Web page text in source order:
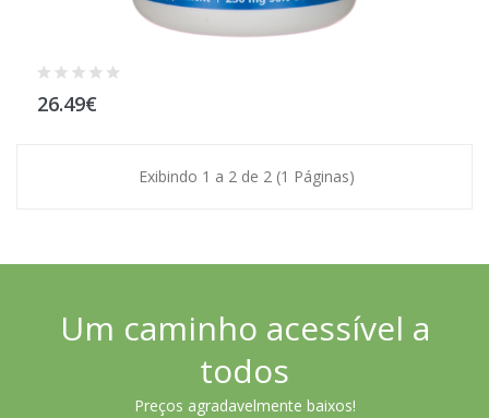
26.49€
Exibindo 1 a 2 de 2 (1 Páginas)
Um caminho acessível a
todos
Preços agradavelmente baixos!